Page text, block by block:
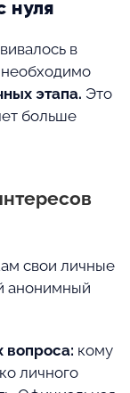
нуля
в
необходимо
этапа. Это
больше
свои личные
анонимный
вопроса: кому
личного